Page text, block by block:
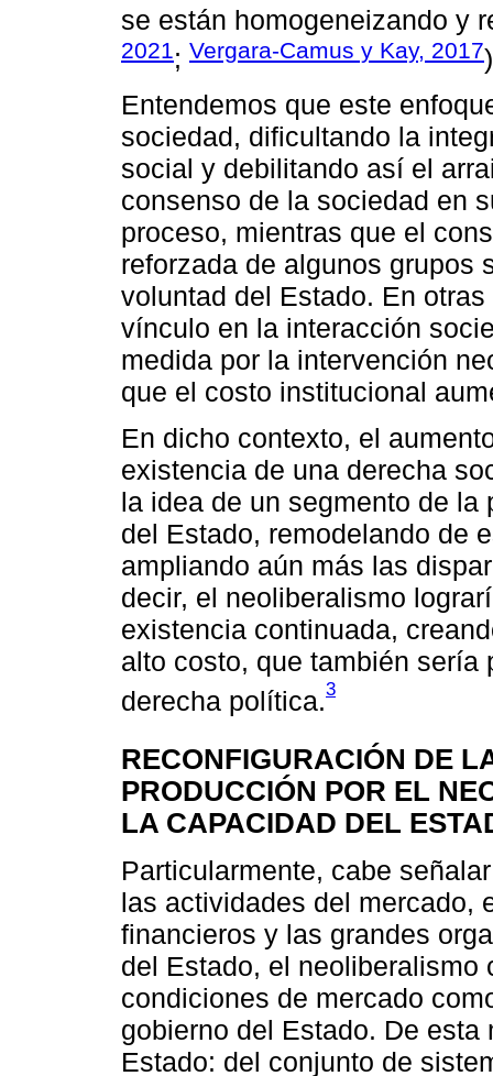
se están homogeneizando y
2021; Vergara-Camus y Kay, 2017
Entendemos que este
sociedad, dificultando la
social y debilitando así el
consenso de la sociedad en
proceso, mientras que el
reforzada de algunos grupos
voluntad del Estado. En
vínculo en la interacción
medida por la intervención
que el costo institucional
En dicho contexto, el
existencia de una derecha
la idea de un segmento de
del Estado, remodelando de
ampliando aún más las
decir, el neoliberalismo
existencia continuada,
alto costo, que también
derecha política.3
RECONFIGURACIÓN DE
PRODUCCIÓN POR EL
LA CAPACIDAD DEL
Particularmente, cabe
las actividades del mercado,
financieros y las grandes
del Estado, el neoliberalismo
condiciones de mercado
gobierno del Estado. De
Estado: del conjunto de